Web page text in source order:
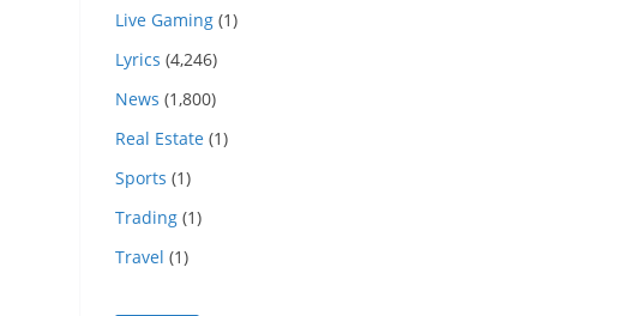
Live Gaming (1)
Lyrics (4,246)
News (1,800)
Real Estate (1)
Sports (1)
Trading (1)
Travel (1)